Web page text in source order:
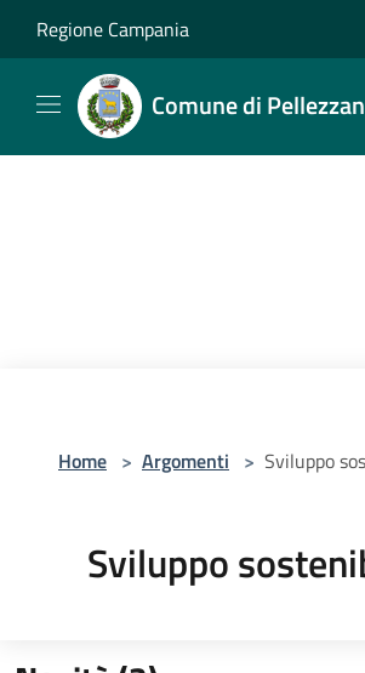
Regione Campania
Comune di
Home > Argomenti > Sviluppo
Sviluppo